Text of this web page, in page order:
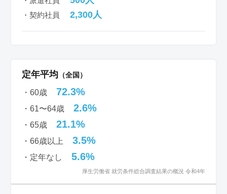
・契約社員 2,300人
定年平均 （全国）
・60歳 72.3%
・61〜64歳 2.6%
・65歳 21.1%
・66歳以上 3.5%
・定年なし 5.6%
厚生労働省 就労条件総合調査結果の概況 令和4年